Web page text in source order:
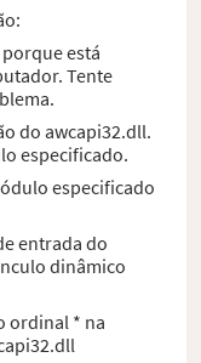
está
Tente
do awcapi32.dll.
especificado.
especificado
entrada do
dinâmico
ordinal * na